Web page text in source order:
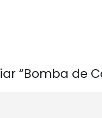
“Bomba de